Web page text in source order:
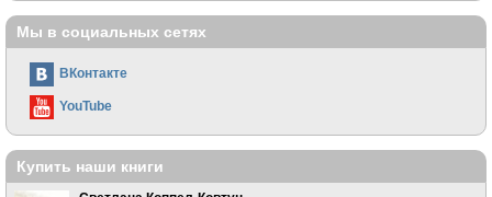
Мы в социальных сетях
ВКонтакте
YouTube
Купить наши книги